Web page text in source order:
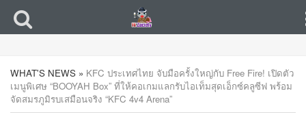
WHAT'S NEWS » KFC ประเทศไทย จับมือครั้งใหญ่กับ Free Fire! เปิดตัว
เมนูพิเศษ “BOOYAH Box” ที่ให้คอเกมแลกรับไอเท็มสุดเอ็กซ์คลูซีฟ พร้อม
จัดสมรภูมิรบเสมือนจริง “KFC 4v4 Arena”